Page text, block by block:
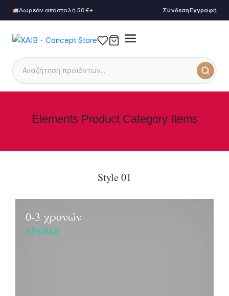
Δωρεάν αποστολή 50€+ ΣύνδεσηΕγγραφή
Elements Product Category Items
Style 01
0-3 χρονών
5 Products